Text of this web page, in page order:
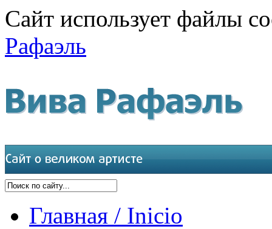
Сайт использует файлы
Рафаэль
Главная / Inicio